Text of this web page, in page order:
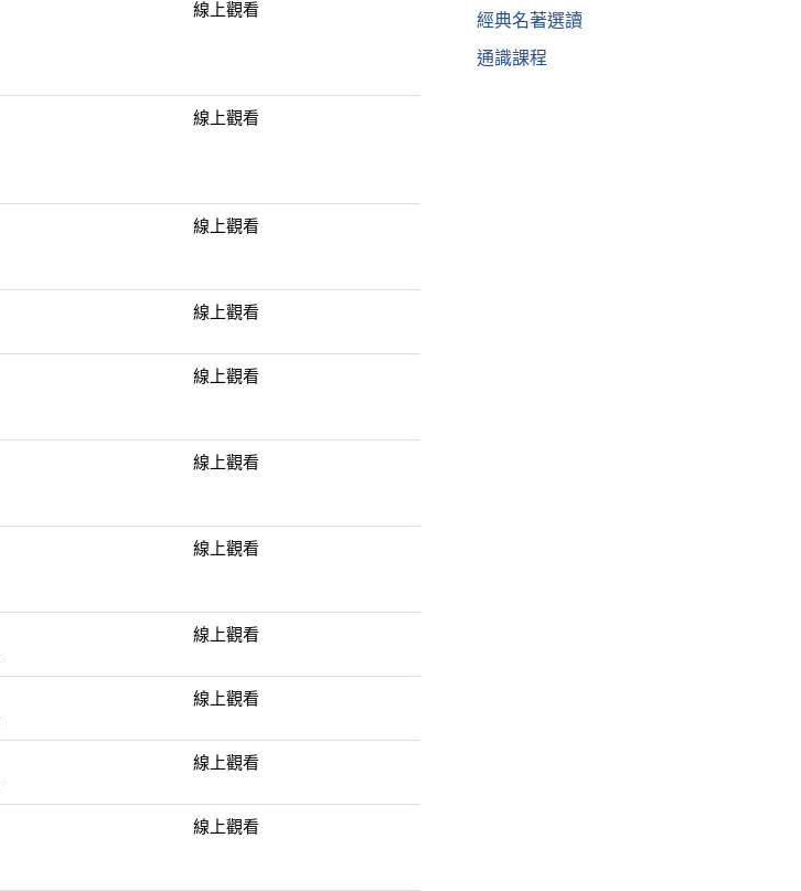
線上觀看
線上觀看
線上觀看
線上觀看
線上觀看
線上觀看
線上觀看
線上觀看
線上觀看
線上觀看
線上觀看
經典名著選讀
通識課程